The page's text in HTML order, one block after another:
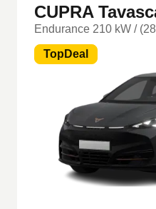
CUPRA
Endurance 210 kW /
TopDeal